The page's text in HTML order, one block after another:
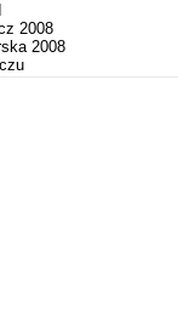
2008
2008